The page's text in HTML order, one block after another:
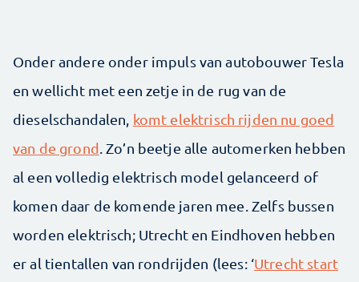
Onder andere onder impuls van autobouwer Tesla
en wellicht met een zetje in de rug van de
dieselschandalen, komt elektrisch rijden nu goed
van de grond . Zo’n beetje alle automerken hebben
al een volledig elektrisch model gelanceerd of
komen daar de komende jaren mee. Zelfs bussen
worden elektrisch; Utrecht en Eindhoven hebben
er al tientallen van rondrijden (lees: ‘Utrecht start